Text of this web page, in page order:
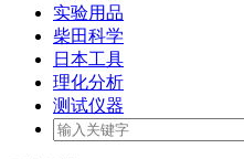
实验用品
柴田科学
日本工具
理化分析
测试仪器